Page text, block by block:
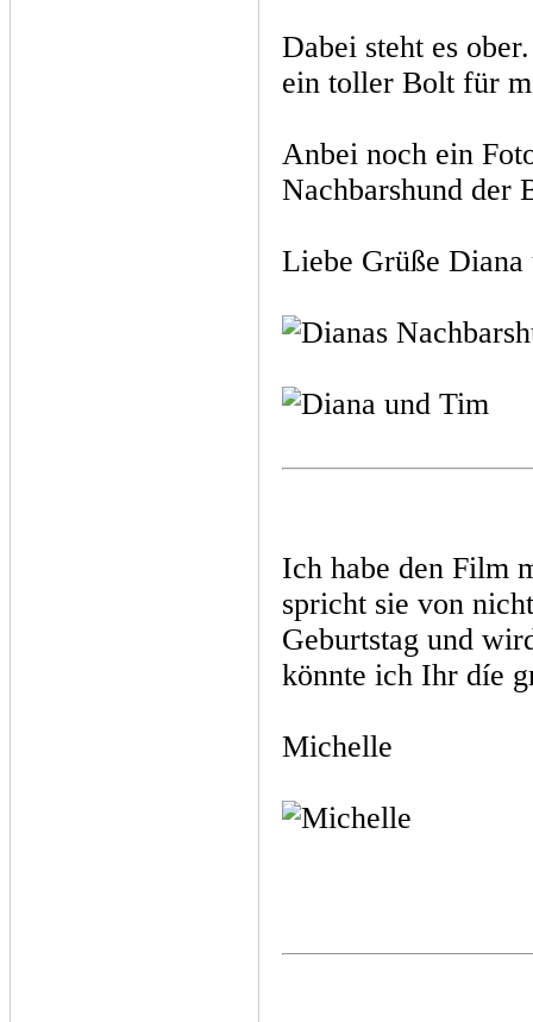
Dabei steht es
ein toller Bolt für
Anbei noch ein
Nachbarshund der
Liebe Grüße Diana
Ich habe den Film
spricht sie von
Geburtstag und
könnte ich Ihr díe
Michelle